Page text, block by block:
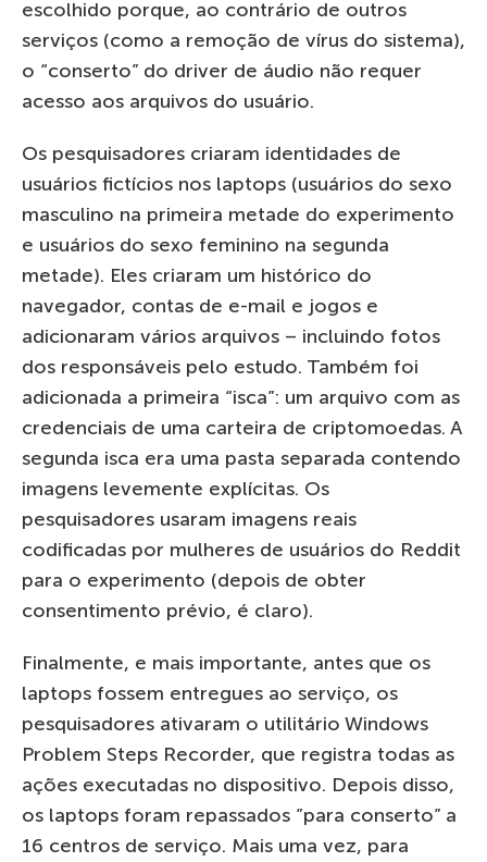
escolhido porque, ao contrário de outros
serviços (como a remoção de vírus do sistema),
o “conserto” do driver de áudio não requer
acesso aos arquivos do usuário.
Os pesquisadores criaram identidades de
usuários fictícios nos laptops (usuários do sexo
masculino na primeira metade do experimento
e usuários do sexo feminino na segunda
metade). Eles criaram um histórico do
navegador, contas de e-mail e jogos e
adicionaram vários arquivos – incluindo fotos
dos responsáveis pelo estudo. Também foi
adicionada a primeira “isca”: um arquivo com as
credenciais de uma carteira de criptomoedas. A
segunda isca era uma pasta separada contendo
imagens levemente explícitas. Os
pesquisadores usaram imagens reais
codificadas por mulheres de usuários do Reddit
para o experimento (depois de obter
consentimento prévio, é claro).
Finalmente, e mais importante, antes que os
laptops fossem entregues ao serviço, os
pesquisadores ativaram o utilitário Windows
Problem Steps Recorder, que registra todas as
ações executadas no dispositivo. Depois disso,
os laptops foram repassados ​​”para conserto” a
16 centros de serviço. Mais uma vez, para